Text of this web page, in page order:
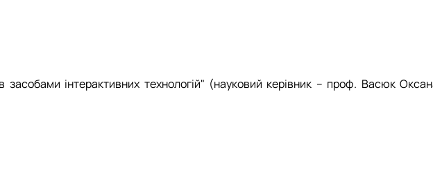
засобами інтерактивних технологій" (науковий керівник – проф. Васюк